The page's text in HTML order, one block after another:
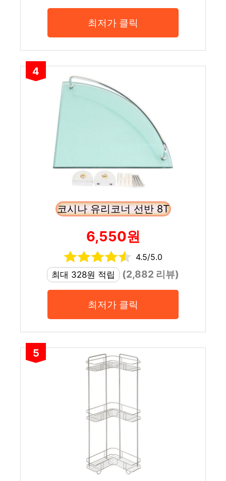
최저가 클릭
4
코시나 유리코너 선반 8T
6,550원
4.5/5.0
최대 328원 적립
(2,882 리뷰)
최저가 클릭
5